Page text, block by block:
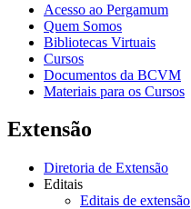
Acesso ao Pergamum
Quem Somos
Bibliotecas Virtuais
Cursos
Documentos da BCVM
Materiais para os Cursos
Extensão
Diretoria de Extensão
Editais
Editais de extensão